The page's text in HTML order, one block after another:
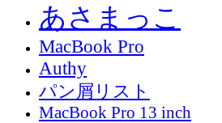
あさまっこ
MacBook Pro
Authy
パン屑リスト
MacBook Pro 13 inch